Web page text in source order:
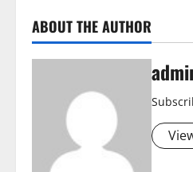
ABOUT THE AUTHOR